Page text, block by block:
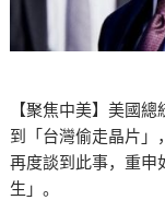
【聚焦中美】美國
到「台灣偷走晶片」
再度談到此事，重申
生」。